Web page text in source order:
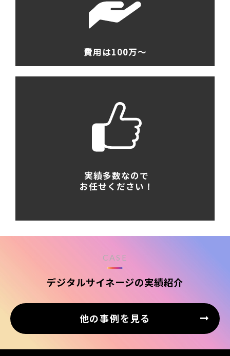
費用は100万〜
実績多数なので
お任せください！
CASE
デジタルサイネージの実績紹介
他の事例を見る